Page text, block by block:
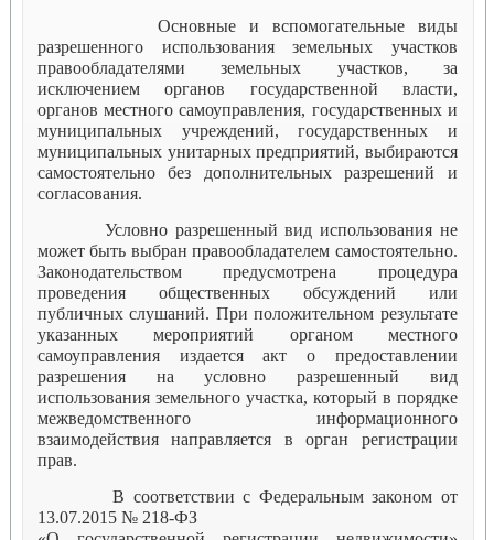
Основные и вспомогательные виды
разрешенного использования земельных участков
правообладателями земельных участков, за
исключением органов государственной власти,
органов местного самоуправления, государственных и
муниципальных учреждений, государственных и
муниципальных унитарных предприятий, выбираются
самостоятельно без дополнительных разрешений и
согласования.
Условно разрешенный вид использования не
может быть выбран правообладателем самостоятельно.
Законодательством предусмотрена процедура
проведения общественных обсуждений или
публичных слушаний. При положительном результате
указанных мероприятий органом местного
самоуправления издается акт о предоставлении
разрешения на условно разрешенный вид
использования земельного участка, который в порядке
межведомственного информационного
взаимодействия направляется в орган регистрации
прав.
В соответствии с Федеральным законом от
13.07.2015 № 218-ФЗ